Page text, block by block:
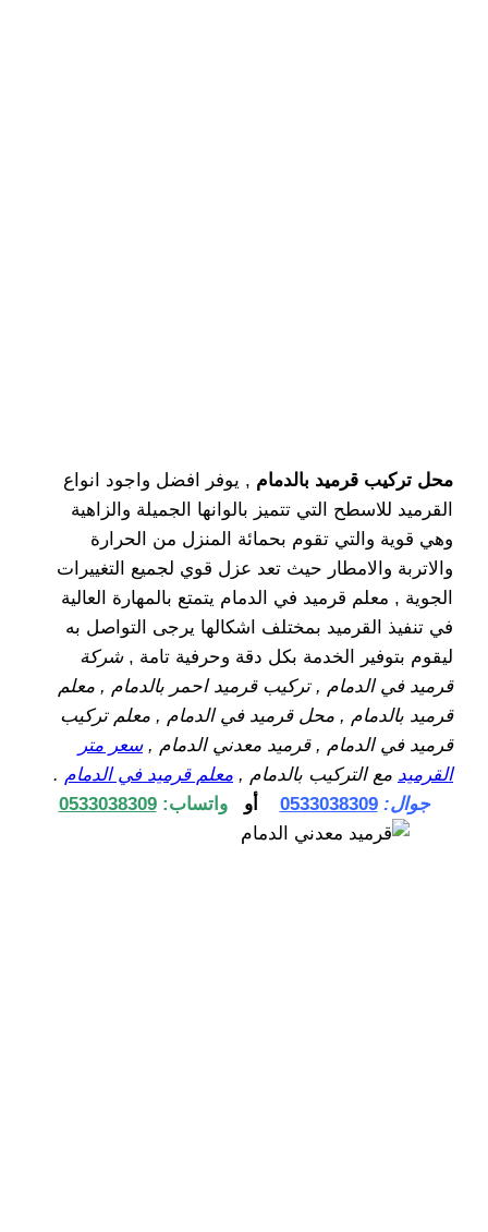
محل تركيب قرميد بالدمام , يوفر افضل واجود انواع
القرميد للاسطح التي تتميز بالوانها الجميلة والزاهية
وهي قوية والتي تقوم بحمائة المنزل من الحرارة
والاتربة والامطار حيث تعد عزل قوي لجميع التغييرات
الجوية , معلم قرميد في الدمام يتمتع بالمهارة العالية
في تنفيذ القرميد بمختلف اشكالها يرجى التواصل به
ليقوم بتوفير الخدمة بكل دقة وحرفية تامة ,شركة
قرميد في الدمام , تركيب قرميد احمر بالدمام , معلم
قرميد بالدمام , محل قرميد في الدمام , معلم تركيب
قرميد في الدمام , قرميد معدني الدمام ,سعر متر
القرميد مع التركيب بالدمام , معلم قرميد في الدمام .
جوال: 0533038309 أوواتساب:0533038309